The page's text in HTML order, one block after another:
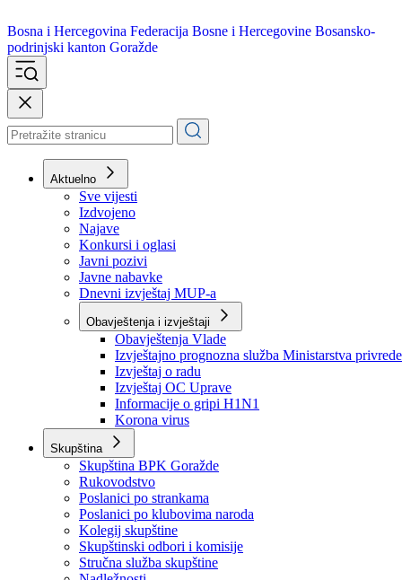
Bosna i Hercegovina
podrinjski kanton Goražde
Aktuelno
Sve vijesti
Izdvojeno
Najave
Konkursi i oglasi
Javni pozivi
Javne nabavke
Dnevni izvještaj MUP-a
Obavještenja i izvještaji
Obavještenja Vlade
Izvještajno prognozna služba Ministarstva privrede
Izvještaj o radu
Izvještaj OC Uprave
Informacije o gripi H1N1
Korona virus
Skupština
Skupština BPK Goražde
Rukovodstvo
Poslanici po strankama
Poslanici po klubovima naroda